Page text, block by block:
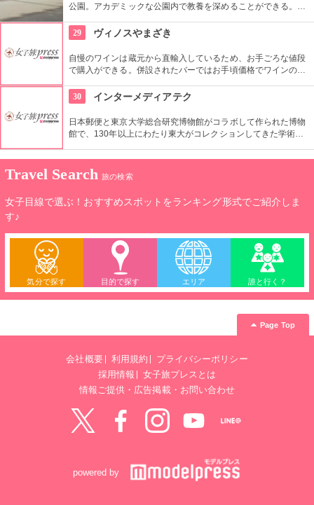
公園。アカデミックな公園内で教養を深めることができる。ま
29
ヴィノスやまざき
自慢のワインは蔵元から直輸入しているため、お手ごろな値段
で購入ができる。併設されたバーではお手頃価格でワインのテ
30
インターメディアテク
日本郵便と東京大学総合研究博物館がコラボして作られた博物
館で、130年以上にわたり東大がコレクションしてきた学術コ
ている。
Travel Search 旅の検索
女子目線で選ぶ！おすすめスポットをランキング形式でご紹介しま
す♪
気分で探す 目的で探す エリア 誰と行く？
Page Top
会社概要 利用規約
プライバシーポリシー
採用情報
女子旅プレスとは
情報ご提供・広告掲載・お問い合わせ
powered by